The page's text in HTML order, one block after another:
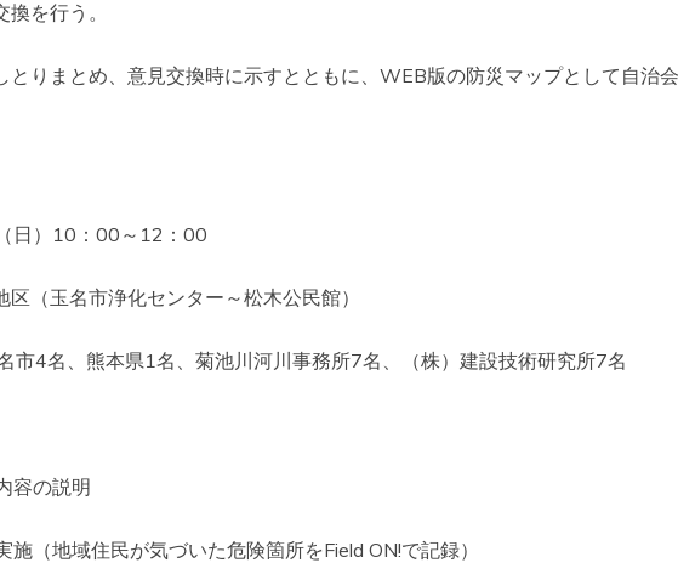
を行う。
とりまとめ、意見交換時に示すとともに、WEB版の防災マップとして自治
日）10：00～12：00
（玉名市浄化センター～松木公民館）
4名、熊本県1名、菊池川河川事務所7名、（株）建設技術研究所7名
の説明
地域住民が気づいた危険箇所をField ON!で記録）